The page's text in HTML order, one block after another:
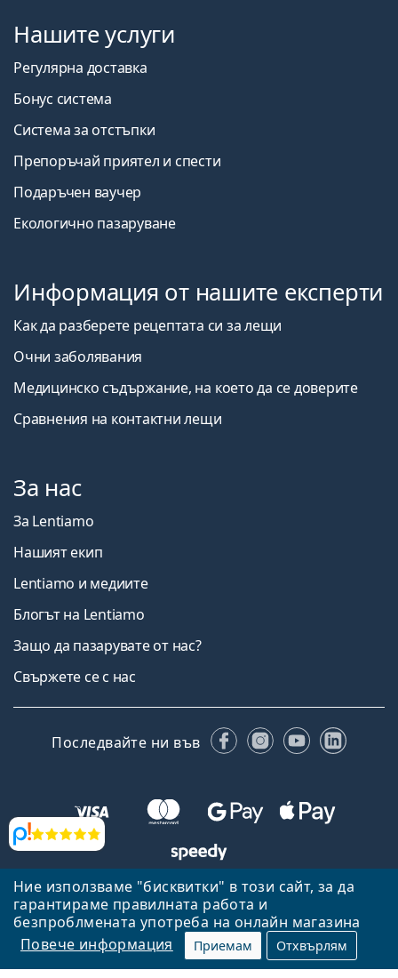
Ние използваме "бисквитки" в този сайт, за да
гарантираме правилната работа и
безпроблмената употреба на онлайн магазина
Повече информация
Приемам Отхвърлям
Прегледи
Нашите услуги
Регулярна доставка
Бонус система
Система за отстъпки
Препоръчай приятел и спести
Подаръчен ваучер
Екологично пазаруване
Информация от нашите експерти
Как да разберете рецептата си за лещи
Очни заболявания
Медицинско съдържание, на което да се доверите
Сравнения на контактни лещи
За нас
За Lentiamo
Нашият екип
Lentiamo и медиите
Блогът на Lentiamo
Защо да пазарувате от нас?
Свържете се с нас
Последвайте ни във FacebookInstagram
YouTube
Назад към началната страница
Нагоре
Lentiamo.bg е собственост и се управлява от Lentiamo s.r.o.,
Република Чехия
Тук сме за вас в продължение на 18 години.